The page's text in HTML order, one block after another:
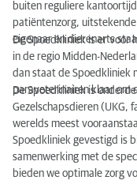
Onze keuze voor
De tijd tot
Transport
Ons advies
Toekomst
buiten reguliere
patiëntenzorg,
eigenaar en dierenarts
De Spoedkliniek is er voor
in de regio Midden-
dan staat de Spoedkliniek
paraveterinairen klaar om
De Spoedkliniek is
Gezelschapsdieren (UKG,
werelds meest
Spoedkliniek gevestigd is
samenwerking met de
bieden we optimale zorg